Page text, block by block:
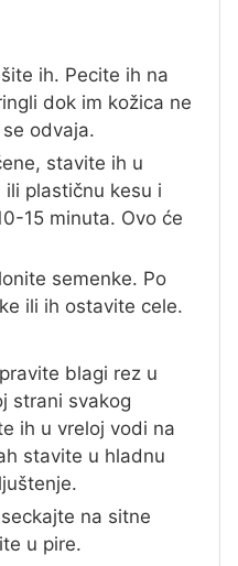
ih. Pecite ih na
dok im kožica ne
odvaja.
stavite ih u
plastičnu kesu i
15 minuta. Ovo će
semenke. Po
ili ih ostavite cele.
blagi rez u
strani svakog
ih u vreloj vodi na
stavite u hladnu
na sitne
u pire.